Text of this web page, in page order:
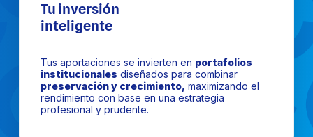
Tu inversión
inteligente
Tus aportaciones se invierten en portafolios
institucionales diseñados para combinar
preservación y crecimiento, maximizando el
rendimiento con base en una estrategia
profesional y prudente.